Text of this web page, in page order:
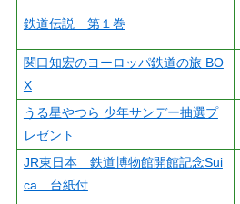
鉄道伝説 第１巻
関口知宏のヨーロッパ鉄道の旅 BO
X
うる星やつら 少年サンデー抽選プ
レゼント
JR東日本 鉄道博物館開館記念Sui
ca 台紙付